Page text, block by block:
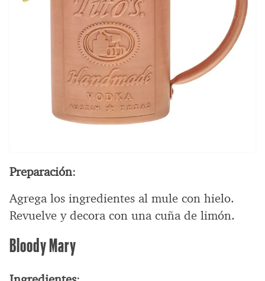
Preparación:
Agrega los ingredientes al mule con hielo.
Revuelve y decora con una cuña de limón.
Bloody Mary